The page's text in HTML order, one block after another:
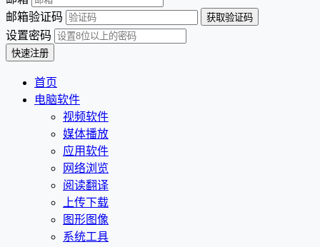
邮箱验证码
设置密码
首页
电脑软件
视频软件
媒体播放
应用软件
网络浏览
阅读翻译
上传下载
图形图像
系统工具